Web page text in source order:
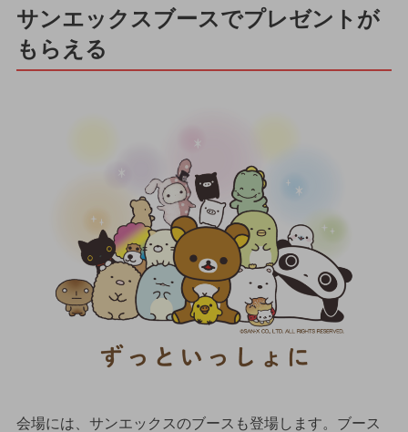
サンエックスブースでプレゼントが
もらえる
会場には、サンエックスのブースも登場します。ブース